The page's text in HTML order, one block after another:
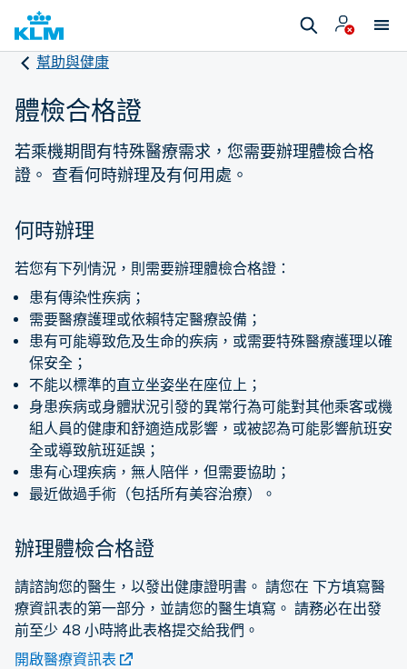
幫助與健康
體檢合格證
若乘機期間有特殊醫療需求，您需要辦理體檢合格
證。 查看何時辦理及有何用處。
何時辦理
若您有下列情況，則需要辦理體檢合格證：
患有傳染性疾病；
需要醫療護理或依賴特定醫療設備；
患有可能導致危及生命的疾病，或需要特殊醫療護理以確
保安全；
不能以標準的直立坐姿坐在座位上；
身患疾病或身體狀況引發的異常行為可能對其他乘客或機
組人員的健康和舒適造成影響，或被認為可能影響航班安
全或導致航班延誤；
患有心理疾病，無人陪伴，但需要協助；
最近做過手術（包括所有美容治療）。
辦理體檢合格證
請諮詢您的醫生，以發出健康證明書。 請您在 下方填寫醫
療資訊表的第一部分，並請您的醫生填寫。 請務必在出發
前至少 48 小時將此表格提交給我們。
開啟醫療資訊表